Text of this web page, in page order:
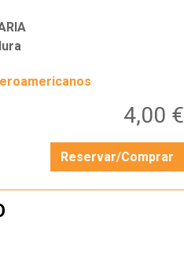
4,00 €
Reservar/Comprar